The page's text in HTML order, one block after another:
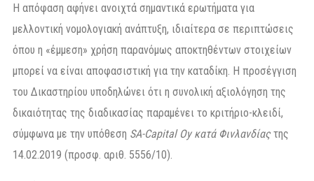
Η απόφαση αφήνει ανοιχτά σημαντικά ερωτήματα για
μελλοντική νομολογιακή ανάπτυξη, ιδιαίτερα σε περιπτώσεις
όπου η «έμμεση» χρήση παρανόμως αποκτηθέντων στοιχείων
μπορεί να είναι αποφασιστική για την καταδίκη. Η προσέγγιση
του Δικαστηρίου υποδηλώνει ότι η συνολική αξιολόγηση της
δικαιότητας της διαδικασίας παραμένει το κριτήριο-κλειδί,
σύμφωνα με την υπόθεση SA-Capital Oy κατά Φινλανδίαςτης
14.02.2019 (προσφ. αριθ. 5556/10).